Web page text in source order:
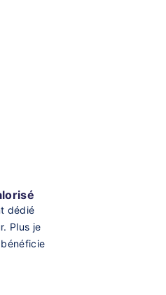
dédié
Plus je